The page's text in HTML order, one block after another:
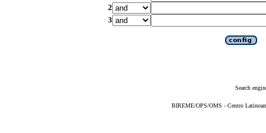
2
3
Search
BIREME/OPS/OMS - Centro